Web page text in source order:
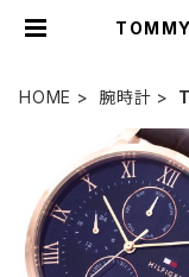
HOME 腕時計